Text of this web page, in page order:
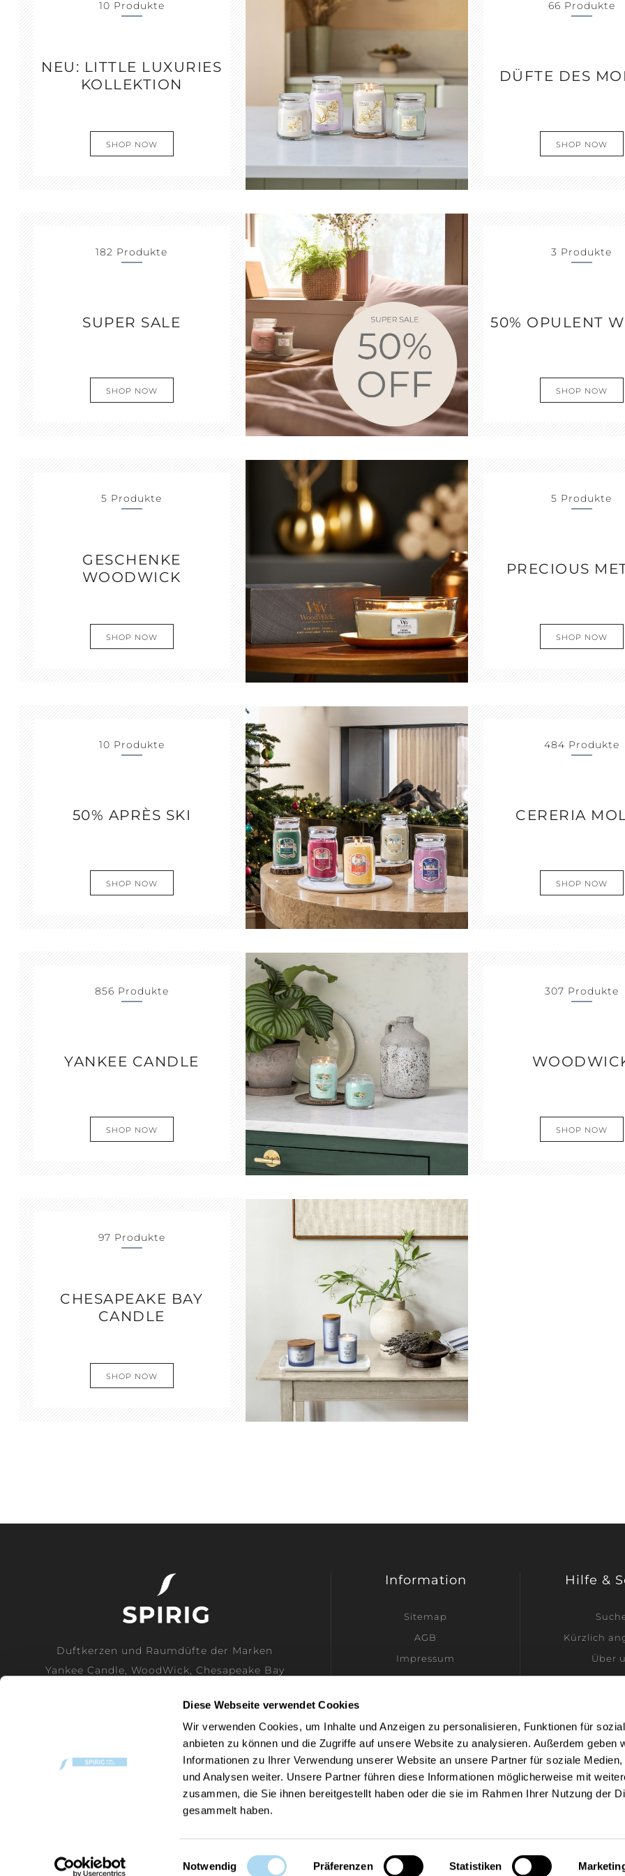
Diese Webseite verwendet Cookies
Wir verwenden Cookies, um Inhalte und Anzeigen zu personalisieren, Funktionen für
anbieten zu können und die Zugriffe auf unsere Website zu analysieren. Außerdem geben
Informationen zu Ihrer Verwendung unserer Website an unsere Partner für soziale Medien,
und Analysen weiter. Unsere Partner führen diese Informationen möglicherweise mit
zusammen, die Sie ihnen bereitgestellt haben oder die sie im Rahmen Ihrer Nutzung der
gesammelt haben.
Einwilligungsauswahl
Notwendig Präferenzen Statistiken
LAUGHTER
PEACE +
TRANQUILITY
10 Produkte
NEU: LITTLE LUXURIES
KOLLEKTION
SHOP NOW
66 Produkte
DÜFTE DES
SHOP NOW
182 Produkte
SUPER SALE
SHOP NOW
3 Produkte
50% OPULENT
SHOP NOW
5 Produkte
GESCHENKE
WOODWICK
SHOP NOW
5 Produkte
PRECIOUS
SHOP NOW
10 Produkte
50% APRÈS SKI
SHOP NOW
484 Produkte
CERERIA
SHOP NOW
856 Produkte
YANKEE CANDLE
SHOP NOW
307 Produkte
SHOP NOW
97 Produkte
CHESAPEAKE BAY
CANDLE
SHOP NOW
Duftkerzen und Raumdüfte der Marken
Yankee Candle, WoodWick, Chesapeake Bay
Generalimporteur für die Schweiz.
Information
Sitemap
AGB
Impressum
Datenschutz
Kontakt
Cookie-Einstellungen
Hilfe &
Kürzlich
Über
Ich möchte
Copyright © 2026 Spirig Home Scents. Alle Rechte